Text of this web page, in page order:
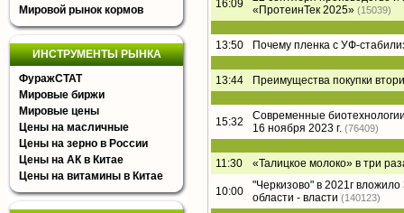
Мировой рынок кормов
ИНСТРУМЕНТЫ РЫНКА
ФуражСТАТ
Мировые биржи
Мировые цены
Цены на масличные
Цены на зерно в России
Цены на АК в Китае
Цены на витамины в Китае
16:09
«ПротеинТек 2025» (15039)
13:50 Почему пленка с УФ-
13:44 Преимущества покупки
15:32
Современные
16 ноября 2023 г. (76409)
11:30 «Талицкое молоко» в три
10:00
"Черкизово" в 2021г
области - власти (140123)